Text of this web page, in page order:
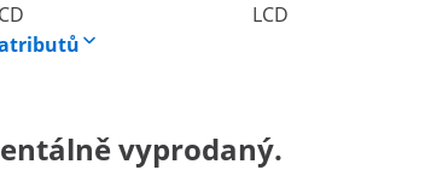
LCD
vyprodaný.